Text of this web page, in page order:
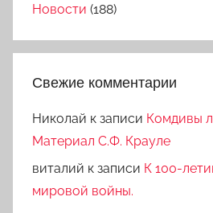
Новости (188)
Свежие комментарии
Николай к записи Комдивы
Материал С.Ф. Крауле
виталий к записи К 100-
мировой войны.